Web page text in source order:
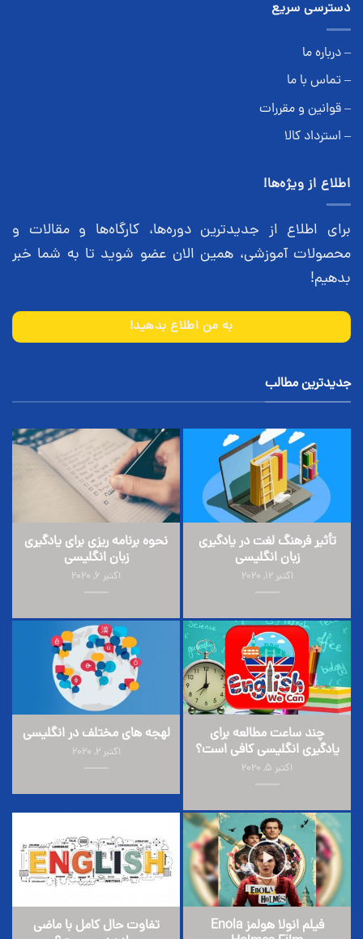
دسترسی سریع
– درباره ما
– تماس با ما
– قوانین و مقررات
– استرداد کالا
اطلاع از ویژه‌ها!
برای اطلاع از جدیدترین دوره‌ها، کارگاه‌ها و مقالات و
محصولات آموزشی، همین الان عضو شوید تا به شما خبر
بدهیم!
به من اطلاع بدهید!
جدیدترین مطالب
تأثیر فرهنگ لغت در یادگیری
زبان انگلیسی
اکتبر 12, 2020
نحوه برنامه ریزی برای یادگیری
زبان انگلیسی
اکتبر 6, 2020
چند ساعت مطالعه برای
یادگیری انگلیسی کافی است؟
اکتبر 5, 2020
لهجه های مختلف در انگلیسی
اکتبر 2, 2020
فیلم انولا هولمز Enola
تفاوت حال کامل با ماضی